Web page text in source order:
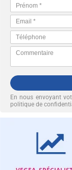
En nous envoyant
politique de